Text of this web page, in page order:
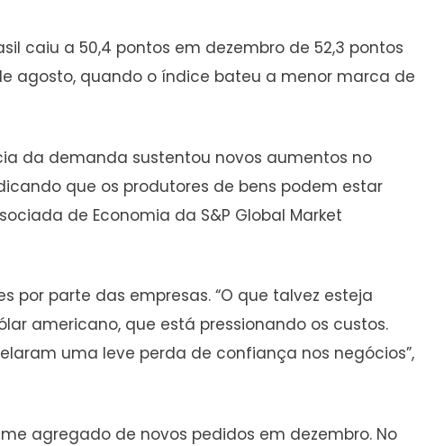
caiu a 50,4 pontos em dezembro de 52,3 pontos
agosto, quando o índice bateu a menor marca de
da demanda sustentou novos aumentos no
que os produtores de bens podem estar
de Economia da S&P Global Market
parte das empresas. “O que talvez esteja
americano, que está pressionando os custos.
uma leve perda de confiança nos negócios”,
agregado de novos pedidos em dezembro. No